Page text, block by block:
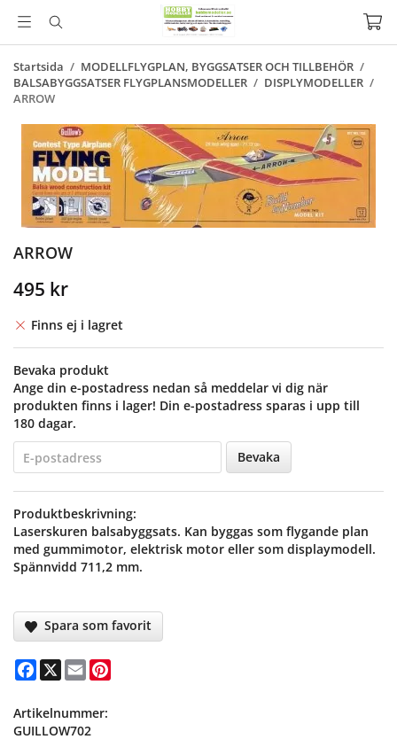
Startsida / MODELLFLYGPLAN, BYGGSATSER OCH TILLBEHÖR /
BALSABYGGSATSER FLYGPLANSMODELLER / DISPLYMODELLER /
ARROW
ARROW
495 kr
Finns ej i lagret
Bevaka produkt
Ange din e-postadress nedan så meddelar vi dig när
produkten finns i lager! Din e-postadress sparas i upp till
180 dagar.
Bevaka
Produktbeskrivning:
Laserskuren balsabyggsats. Kan byggas som flygande plan
med gummimotor, elektrisk motor eller som displaymodell.
Spännvidd 711,2 mm.
Spara som favorit
Facebook
X Email
Artikelnummer:
GUILLOW702